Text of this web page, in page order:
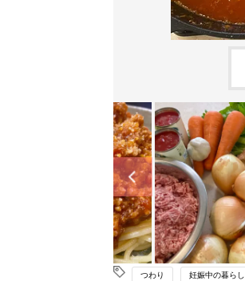
つわり 妊娠中の暮らし